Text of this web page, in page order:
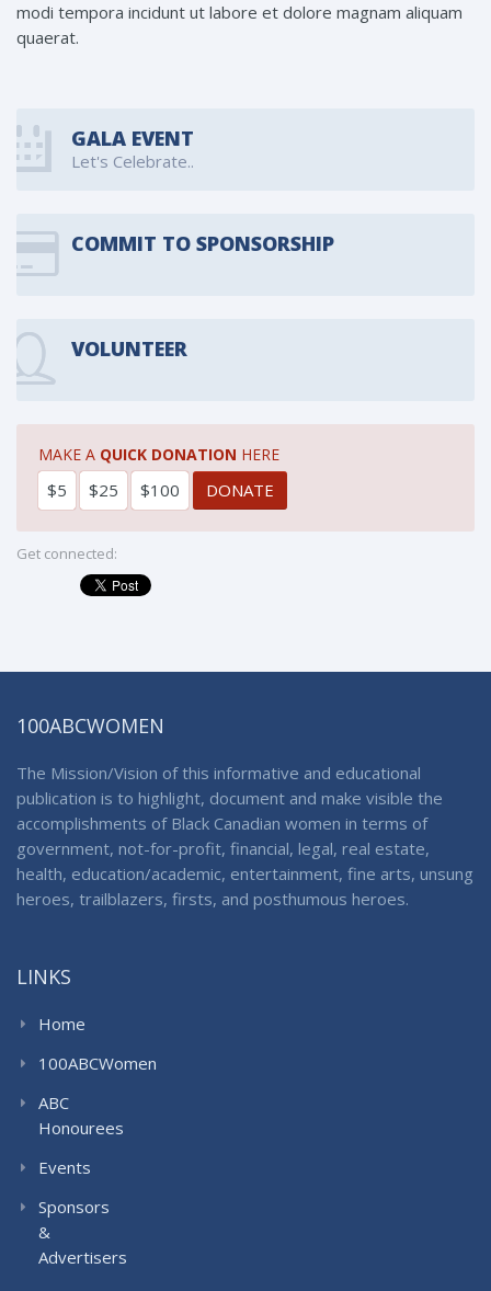
modi tempora incidunt ut labore et dolore magnam aliquam
quaerat.
GALA EVENT
Let's Celebrate..
COMMIT TO SPONSORSHIP
VOLUNTEER
MAKE A QUICK DONATION HERE
$5 $25 $100
Get connected:
100ABCWOMEN
The Mission/Vision of this informative and educational
publication is to highlight, document and make visible the
accomplishments of Black Canadian women in terms of
government, not-for-profit, financial, legal, real estate,
health, education/academic, entertainment, fine arts, unsung
heroes, trailblazers, firsts, and posthumous heroes.
LINKS
Home
100ABCWomen
ABC
Honourees
Events
Sponsors
&
Advertisers